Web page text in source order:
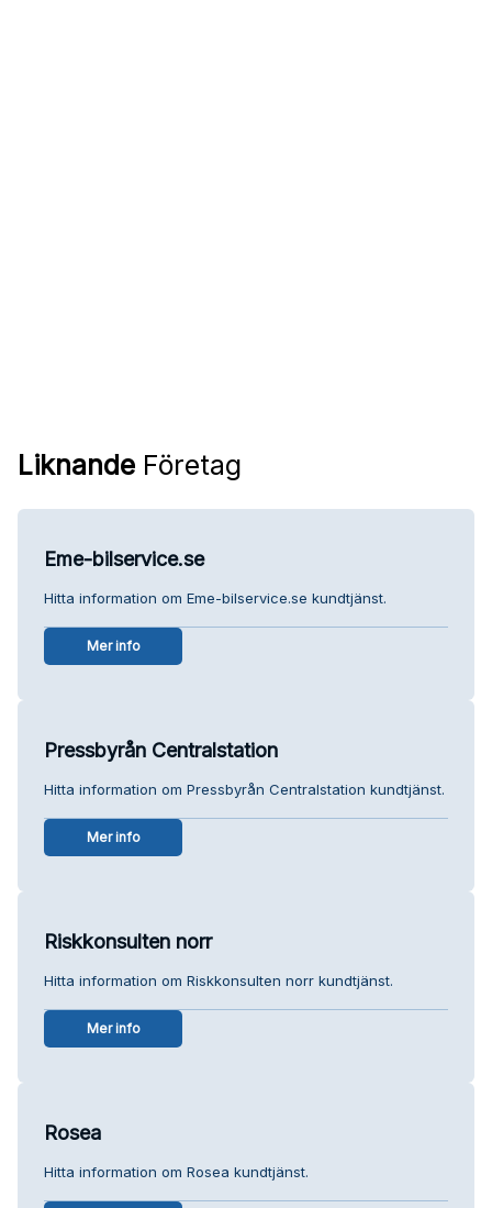
Liknande Företag
Eme-bilservice.se
Hitta information om Eme-bilservice.se kundtjänst.
Mer info
Pressbyrån Centralstation
Hitta information om Pressbyrån Centralstation kundtjänst.
Mer info
Riskkonsulten norr
Hitta information om Riskkonsulten norr kundtjänst.
Mer info
Rosea
Hitta information om Rosea kundtjänst.